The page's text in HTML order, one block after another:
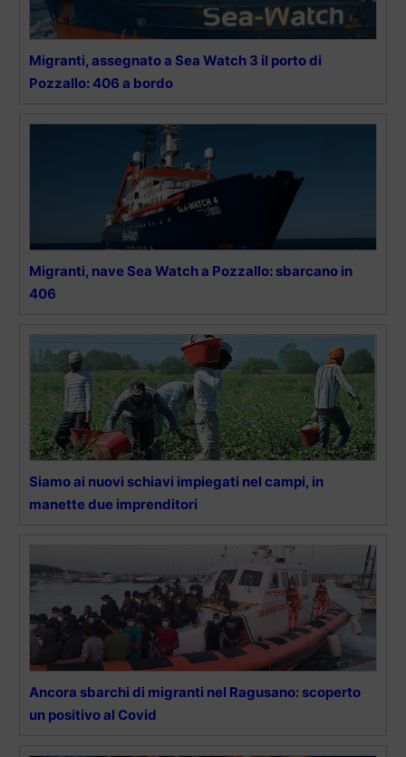
Migranti, assegnato a Sea Watch 3 il porto di
Pozzallo: 406 a bordo
Migranti, nave Sea Watch a Pozzallo: sbarcano in
406
Siamo ai nuovi schiavi impiegati nel campi, in
manette due imprenditori
Ancora sbarchi di migranti nel Ragusano: scoperto
un positivo al Covid